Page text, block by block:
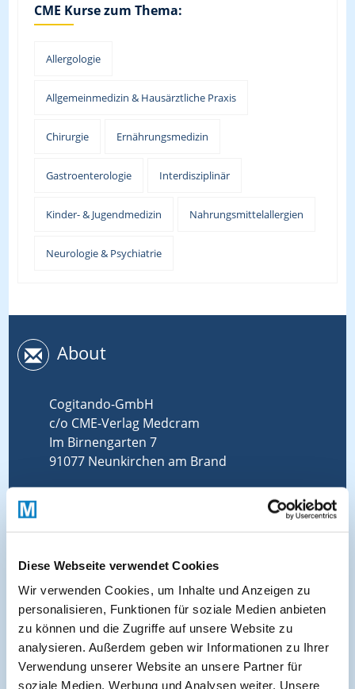
Diese Webseite verwendet Cookies
Wir verwenden Cookies, um Inhalte und Anzeigen zu
personalisieren, Funktionen für soziale Medien anbieten
zu können und die Zugriffe auf unsere Website zu
analysieren. Außerdem geben wir Informationen zu Ihrer
Verwendung unserer Website an unsere Partner für
soziale Medien, Werbung und Analysen weiter. Unsere
CME Kurse zum Thema:
Allergologie
Allgemeinmedizin & Hausärztliche Praxis
Chirurgie Ernährungsmedizin
Gastroenterologie Interdisziplinär
Kinder- & Jugendmedizin Nahrungsmittelallergien
Neurologie & Psychiatrie
About
Cogitando-GmbH
c/o CME-Verlag Medcram
Im Birnengarten 7
91077 Neunkirchen am Brand
+49 (0)9134 2290930
helpdesk@medcram.de
Online Symposien
Symposium PULSE
Symposium One Health